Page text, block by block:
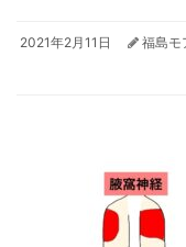
2021年2月11日 福島モ